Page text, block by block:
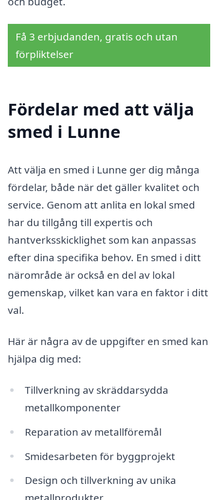
Få 3 erbjudanden, gratis och utan
förpliktelser
Fördelar med att välja
smed i Lunne
Att välja en smed i Lunne ger dig många
fördelar, både när det gäller kvalitet och
service. Genom att anlita en lokal smed
har du tillgång till expertis och
hantverksskicklighet som kan anpassas
efter dina specifika behov. En smed i ditt
närområde är också en del av lokal
gemenskap, vilket kan vara en faktor i ditt
val.
Här är några av de uppgifter en smed kan
hjälpa dig med:
Tillverkning av skräddarsydda
metallkomponenter
Reparation av metallföremål
Smidesarbeten för byggprojekt
Design och tillverkning av unika